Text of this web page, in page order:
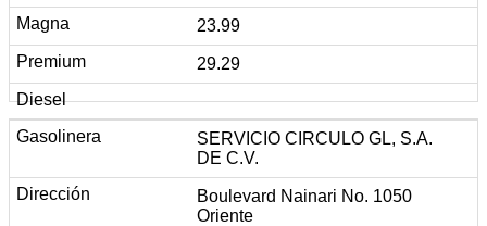
23.99
29.29
SERVICIO CIRCULO GL, S.A.
DE C.V.
Boulevard Nainari No. 1050
Oriente